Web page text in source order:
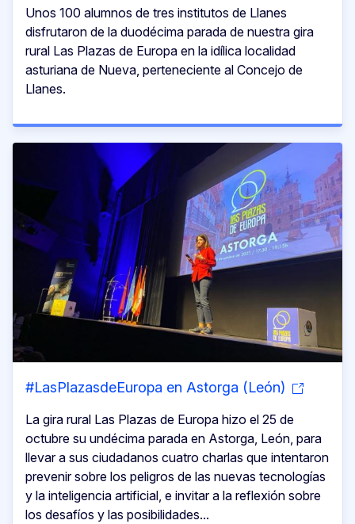
Unos 100 alumnos de tres institutos de Llanes
disfrutaron de la duodécima parada de nuestra gira
rural Las Plazas de Europa en la idílica localidad
asturiana de Nueva, perteneciente al Concejo de
Llanes.
#LasPlazasdeEuropa en Astorga (León)
La gira rural Las Plazas de Europa hizo el 25 de
octubre su undécima parada en Astorga, León, para
llevar a sus ciudadanos cuatro charlas que intentaron
prevenir sobre los peligros de las nuevas tecnologías
y la inteligencia artificial, e invitar a la reflexión sobre
los desafíos y las posibilidades...